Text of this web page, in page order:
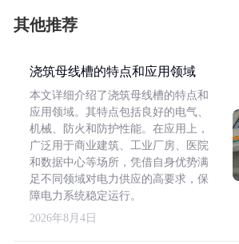
其他推荐
浇筑母线槽的特点和应用领域
本文详细介绍了浇筑母线槽的特点和
应用领域。其特点包括良好的电气、
机械、防火和防护性能。在应用上，
广泛用于商业建筑、工业厂房、医院
和数据中心等场所，凭借自身优势满
足不同领域对电力供应的高要求，保
障电力系统稳定运行。
2026年8月4日